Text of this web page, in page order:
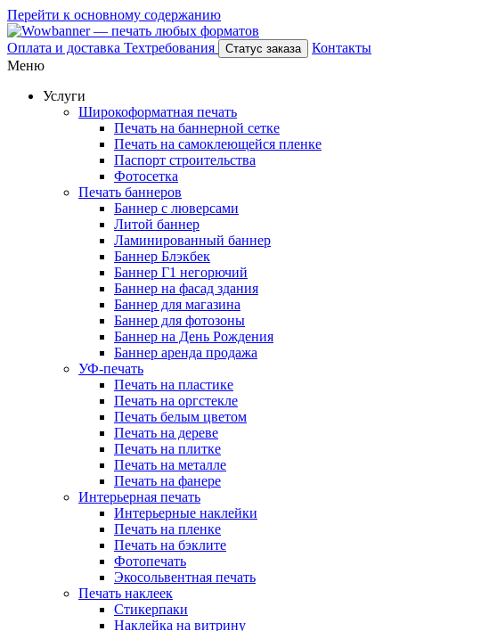
Перейти к основному содержанию
Оплата и доставка Техтребования Статус заказа
Контакты
Меню
Услуги
Широкоформатная печать
Печать на баннерной сетке
Печать на самоклеющейся пленке
Паспорт строительства
Фотосетка
Печать баннеров
Баннер с люверсами
Литой баннер
Ламинированный баннер
Баннер Блэкбек
Баннер Г1 негорючий
Баннер на фасад здания
Баннер для магазина
Баннер для фотозоны
Баннер на День Рождения
Баннер аренда продажа
УФ-печать
Печать на пластике
Печать на оргстекле
Печать белым цветом
Печать на дереве
Печать на плитке
Печать на металле
Печать на фанере
Интерьерная печать
Интерьерные наклейки
Печать на пленке
Печать на бэклите
Фотопечать
Экосольвентная печать
Печать наклеек
Стикерпаки
Наклейка на витрину